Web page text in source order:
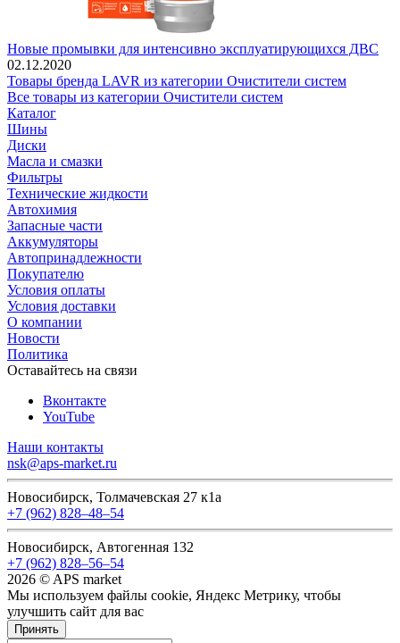
Новые промывки для интенсивно эксплуатирующихся ДВС
02.12.2020
Товары бренда LAVR из категории Очистители систем
Все товары из категории Очистители систем
Каталог
Шины
Диски
Масла и смазки
Фильтры
Технические жидкости
Автохимия
Запасные части
Аккумуляторы
Автопринадлежности
Покупателю
Условия оплаты
Условия доставки
О компании
Новости
Политика
Оставайтесь на связи
Вконтакте
YouTube
Наши контакты
nsk@aps-market.ru
Новосибирск, Толмачевская 27 к1а
+7 (962) 828‒48‒54
Новосибирск, Автогенная 132
+7 (962) 828‒56‒54
2026 © APS market
Мы используем файлы cookie, Яндекс Метрику, чтобы
улучшить сайт для вас
Принять